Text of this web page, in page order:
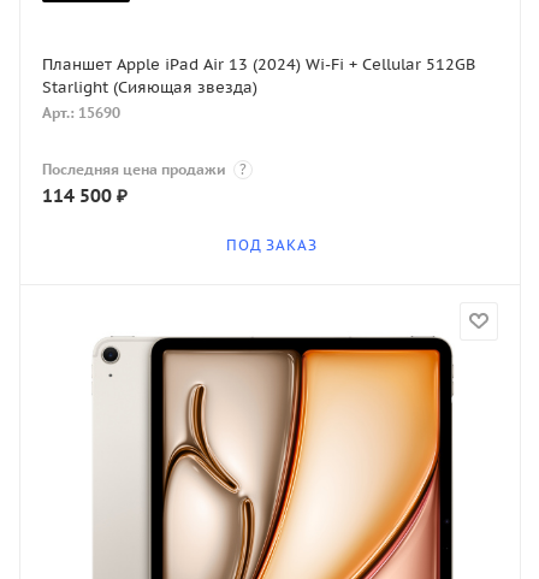
Планшет Apple iPad Air 13 (2024) Wi-Fi + Cellular 512GB
Starlight (Сияющая звезда)
Арт.: 15690
Последняя цена продажи ?
114 500 ₽
ПОД ЗАКАЗ